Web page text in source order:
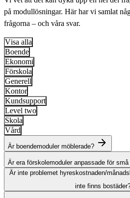
på modullösningar. Här har vi samlat
frågorna – och våra svar.
Visa alla
Boende
Ekonomi
Förskola
Generell
Kontor
Kundsupport
Level two
Skola
Vård
Är boendemoduler möblerade?
Är era förskolemoduler anpassade för små
Är inte problemet hyreskostnaden/
inte finns